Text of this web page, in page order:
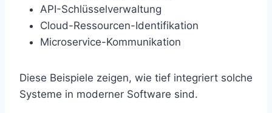
API-Schlüsselverwaltung
Cloud-Ressourcen-Identifikation
Microservice-Kommunikation
Diese Beispiele zeigen, wie tief integriert solche
Systeme in moderner Software sind.